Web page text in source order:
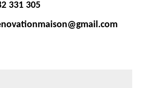
331 305